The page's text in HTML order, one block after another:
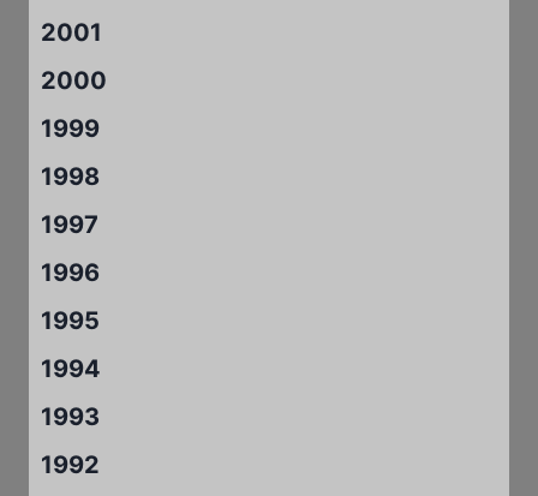
2001
2000
1999
1998
1997
1996
1995
1994
1993
1992